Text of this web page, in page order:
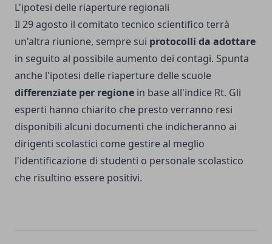
L'ipotesi delle riaperture regionali
Il 29 agosto il comitato tecnico scientifico terrà
un'altra riunione, sempre sui protocolli da adottare
in seguito al possibile aumento dei contagi. Spunta
anche l'ipotesi delle riaperture delle scuole
differenziate per regione in base all'indice Rt. Gli
esperti hanno chiarito che presto verranno resi
disponibili alcuni documenti che indicheranno ai
dirigenti scolastici come gestire al meglio
l'identificazione di studenti o personale scolastico
che risultino essere positivi.